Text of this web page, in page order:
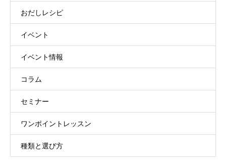
おだしレシピ
イベント
イベント情報
コラム
セミナー
ワンポイントレッスン
種類と選び方